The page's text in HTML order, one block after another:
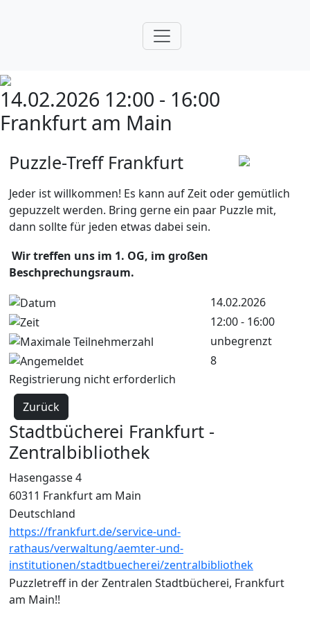
14.02.2026 12:00 - 16:00
Frankfurt am Main
Puzzle-Treff Frankfurt
Jeder ist willkommen! Es kann auf Zeit oder gemütlich
gepuzzelt werden. Bring gerne ein paar Puzzle mit,
dann sollte für jeden etwas dabei sein.
Wir treffen uns im 1. OG, im großen
Beschprechungsraum.
14.02.2026
12:00 - 16:00
unbegrenzt
8
Registrierung nicht erforderlich
Zurück
Stadtbücherei Frankfurt -
Zentralbibliothek
Hasengasse 4
60311 Frankfurt am Main
Deutschland
https://frankfurt.de/service-und-
rathaus/verwaltung/aemter-und-
institutionen/stadtbuecherei/zentralbibliothek
Puzzletreff in der Zentralen Stadtbücherei, Frankfurt
am Main!!